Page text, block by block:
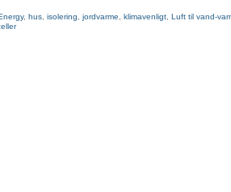
, hus, isolering jordvarme klimavenligt, Luft til vand-